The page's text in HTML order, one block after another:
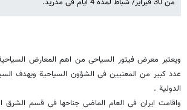
من 30 فبرایر/ شباط لمدة 4 ایام فی مدرید.
ویعتبر معرض فیتور السیاحی من اهم المعارض
عدد کبیر من المعنیین فی الشؤون السیاحیة ویهدف
الدولیة .
واقامت ایران فی العام الماضی جناحها فی قسم